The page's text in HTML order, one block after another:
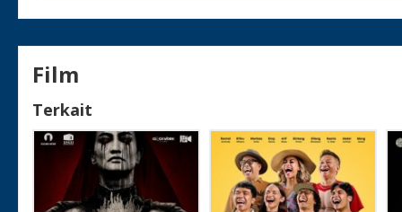
Film
Terkait